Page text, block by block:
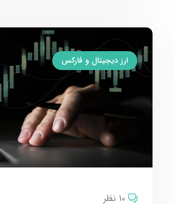
ارز دیجیتال و فارکس
10 نظر